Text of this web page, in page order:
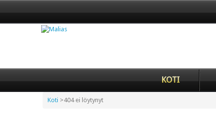
KOTI
Koti >404 ei löytynyt